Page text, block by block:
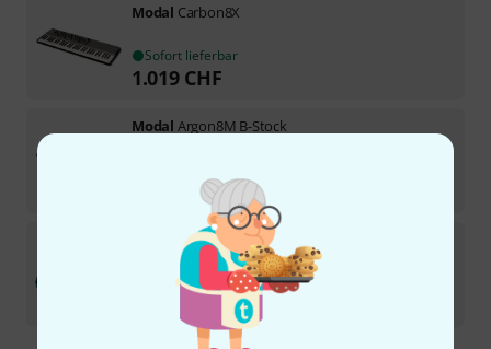
Modal Carbon8X
Sofort lieferbar
1.019 CHF
Modal Argon8M B-Stock
CHF
Element One B-Stock
Sofort lieferbar